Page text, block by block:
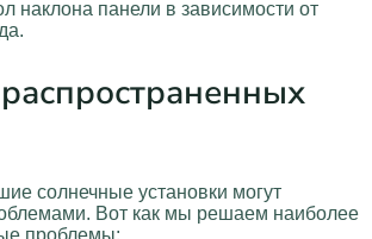
наклона панели в зависимости от
солнечные установки могут
Вот как мы решаем наиболее
проблемы: